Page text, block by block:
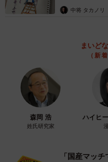
今回購入したもの
中将 タカノリ
まいど
（新
森岡 浩
姓氏研究家
ハイヒ
「国産マッ